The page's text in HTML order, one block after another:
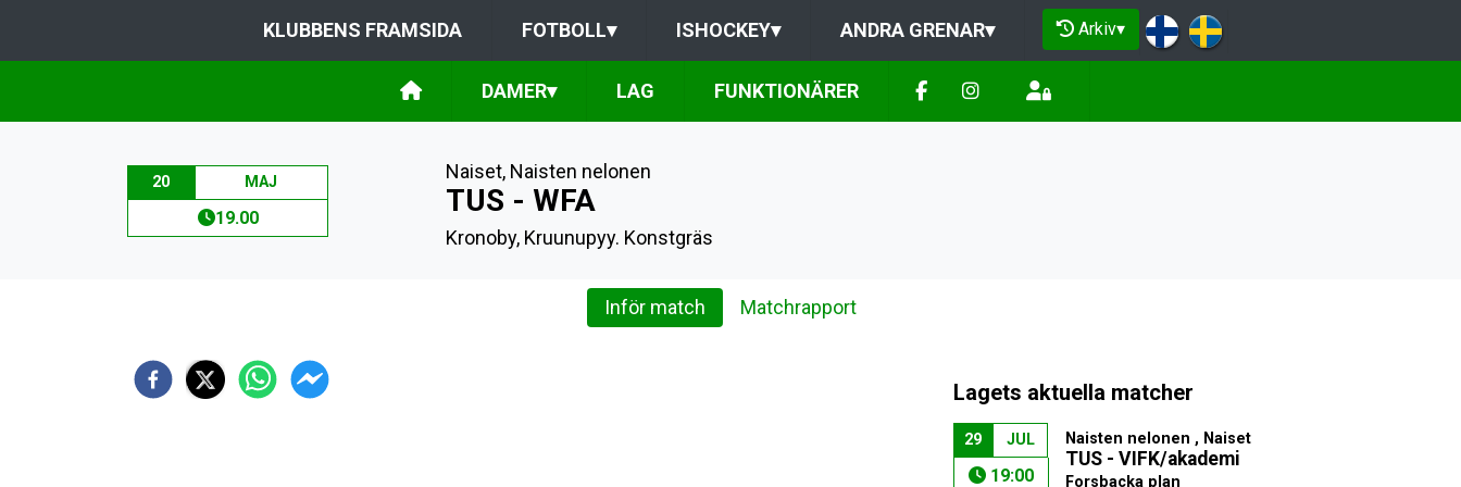
KLUBBENS FRAMSIDA FOTBOLL▾ ISHOCKEY▾ ANDRA GRENAR▾ Arkiv▾
DAMER▾ LAG FUNKTIONÄRER
20 MAJ
19.00
Naiset, Naisten nelonen
TUS - WFA
Kronoby, Kruunupyy. Konstgräs
Inför match Matchrapport
Lagets aktuella matcher
29 JUL
19:00
Naisten nelonen , Naiset
TUS - VIFK/akademi
Forsbacka plan